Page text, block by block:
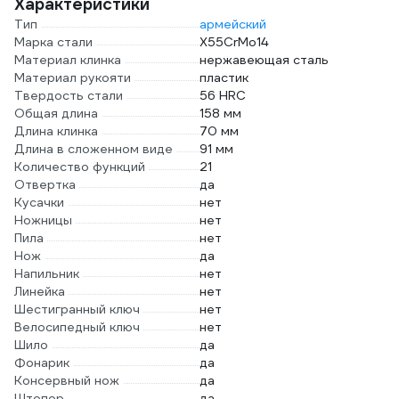
Тип
армейский
Марка стали
X55CrMo14
Материал клинка
нержавеющая сталь
Материал рукояти
пластик
Твердость стали
56 HRC
Общая длина
158 мм
Длина клинка
70 мм
Длина в сложенном виде
91 мм
Количество функций
21
Отвертка
да
Кусачки
нет
Ножницы
нет
Пила
нет
Нож
да
Напильник
нет
Линейка
нет
Шестигранный ключ
нет
Велосипедный ключ
нет
Шило
да
Фонарик
да
Консервный нож
да